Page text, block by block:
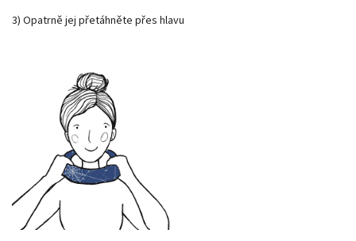
3) Opatrně jej přetáhněte přes hlavu